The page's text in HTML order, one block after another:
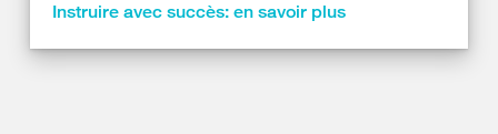
Instruire avec succès: en savoir plus